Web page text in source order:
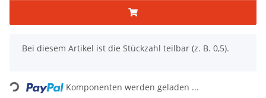
x
Bei diesem Artikel ist die Stückzahl teilbar (z. B. 0,5).
Komponenten werden geladen ...